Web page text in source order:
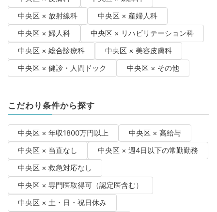
中央区 × 放射線科
中央区 × 産婦人科
中央区 × 婦人科
中央区 × リハビリテーション科
中央区 × 総合診療科
中央区 × 美容皮膚科
中央区 × 健診・人間ドック
中央区 × その他
こだわり条件から探す
中央区 × 年収1800万円以上
中央区 × 高給与
中央区 × 当直なし
中央区 × 週4日以下の常勤勤務
中央区 × 救急対応なし
中央区 × 専門医取得可（認定医含む）
中央区 × 土・日・祝日休み